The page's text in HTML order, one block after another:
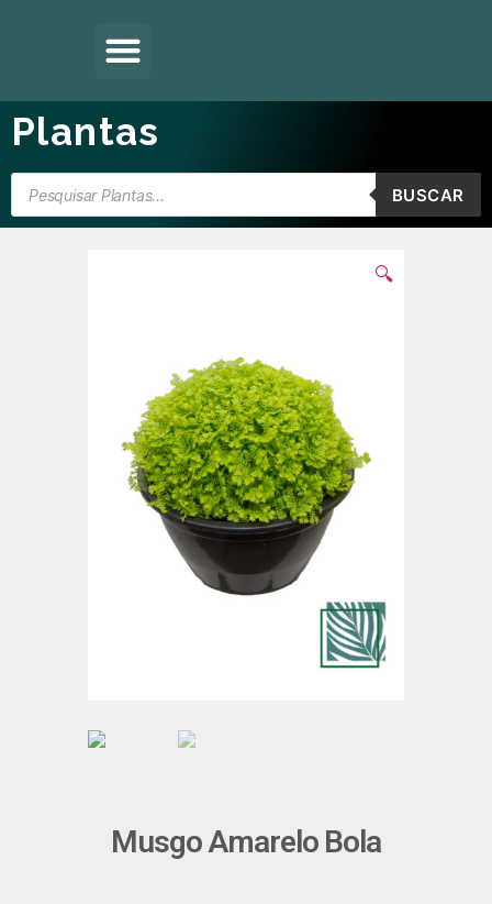
Plantas
BUSCAR
🔍
Musgo Amarelo Bola